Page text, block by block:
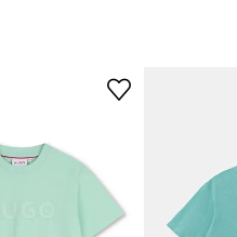
ID Produktu